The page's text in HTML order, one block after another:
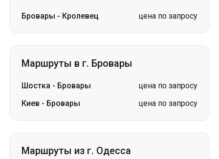
Бровары - Кролевец цена по запросу
Маршруты в г. Бровары
Шостка - Бровары
цена по запросу
Киев - Бровары цена по запросу
Маршруты из г. Одесса